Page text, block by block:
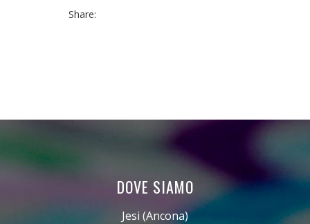
Share:
DOVE SIAMO
Jesi (Ancona)